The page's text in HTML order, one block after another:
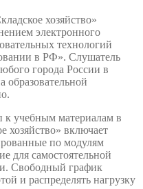
хозяйство»
электронного
технологий
в РФ». Слушатель
города России в
образовательной
к учебным материалам в
хозяйство» включает
по модулям
для самостоятельной
Свободный график
и распределять нагрузку